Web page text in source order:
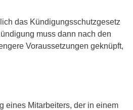
das Kündigungsschutzgesetz
muss dann nach den
Voraussetzungen geknüpft,
eines Mitarbeiters, der in einem